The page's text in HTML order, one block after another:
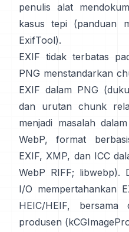
penulis alat
kasus tepi (panduan
ExifTool).
EXIF tidak terbatas
PNG menstandarkan
EXIF dalam PNG
dan urutan chunk
menjadi masalah
WebP, format
EXIF, XMP, dan ICC
WebP RIFF; libwebp).
I/O mempertahankan
HEIC/HEIF,
produsen (